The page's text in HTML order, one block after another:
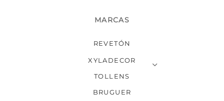
MARCAS
REVETÓN
XYLADECOR
TOLLENS
BRUGUER